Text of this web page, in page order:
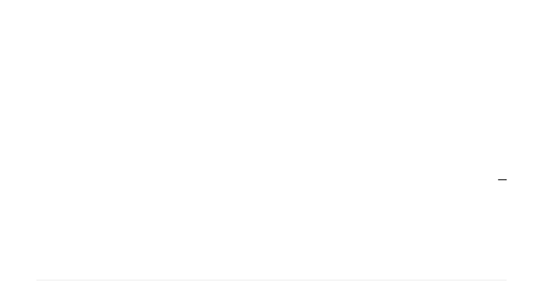
–